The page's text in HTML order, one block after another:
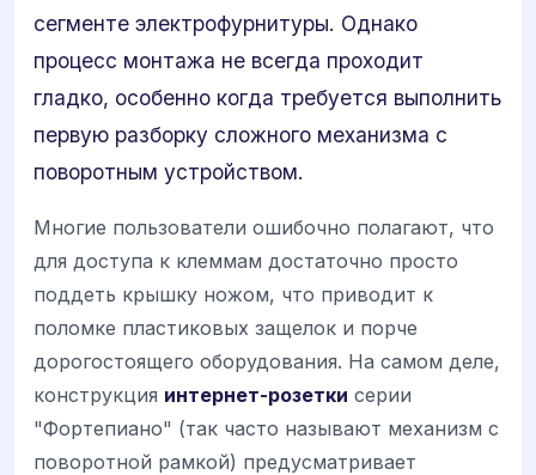
сегменте электрофурнитуры. Однако
процесс монтажа не всегда проходит
гладко, особенно когда требуется выполнить
первую разборку сложного механизма с
поворотным устройством.
Многие пользователи ошибочно полагают, что
для доступа к клеммам достаточно просто
поддеть крышку ножом, что приводит к
поломке пластиковых защелок и порче
дорогостоящего оборудования. На самом деле,
конструкция интернет-розетки серии
"Фортепиано" (так часто называют механизм с
поворотной рамкой) предусматривает